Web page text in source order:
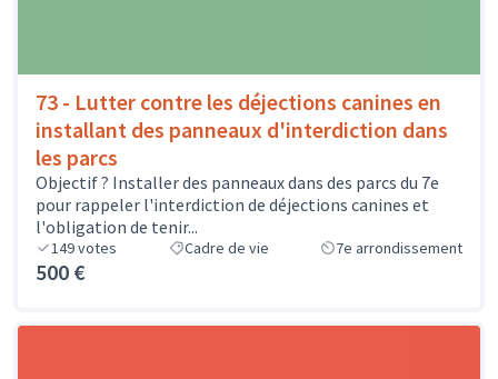
73 - Lutter contre les déjections canines en
installant des panneaux d'interdiction dans
les parcs
Objectif ? Installer des panneaux dans des parcs du 7e
pour rappeler l'interdiction de déjections canines et
l'obligation de tenir...
149votes Cadre de vie 7e arrondissement
500 €